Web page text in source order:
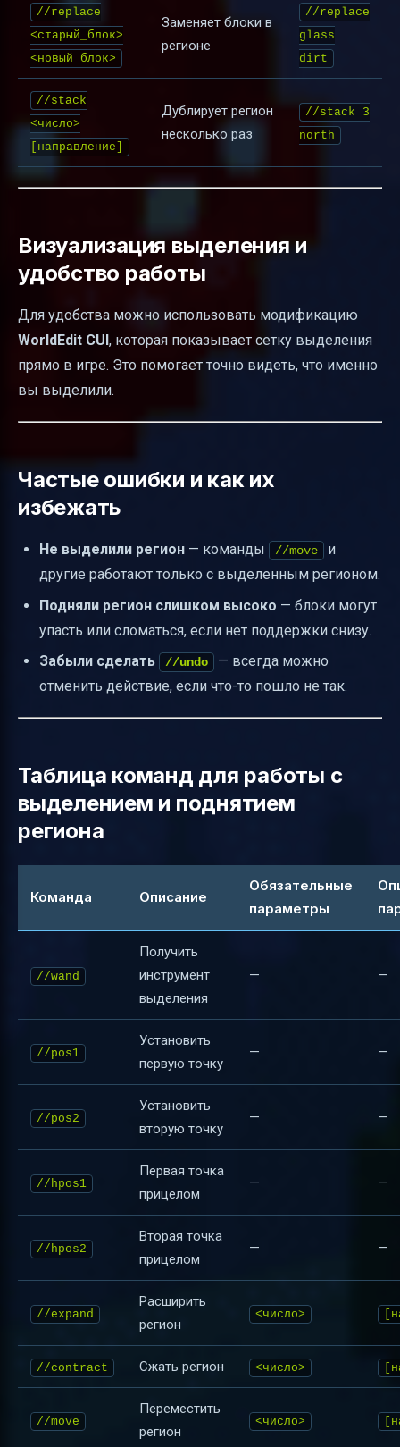
//replace
<старый_блок>
<новый_блок>
Заменяет блоки в
регионе
//replace
glass
dirt
//stack
<число>
[направление]
Дублирует регион
несколько раз
//stack 3
north
Визуализация выделения и
удобство работы
Для удобства можно использовать модификацию
WorldEdit CUI , которая показывает сетку выделения
прямо в игре. Это помогает точно видеть, что именно
вы выделили.
Частые ошибки и как их
избежать
Не выделили регион — команды //move
и
другие работают только с выделенным регионом.
Подняли регион слишком высоко — блоки могут
упасть или сломаться, если нет поддержки снизу.
Забыли сделать
//undo
— всегда можно
отменить действие, если что-то пошло не так.
Таблица команд для работы с
выделением и поднятием
региона
Команда Описание
Обязательные
параметры
//wand
Получить
инструмент
выделения
— —
//pos1
Установить
первую точку
— —
//pos2
Установить
вторую точку
— —
//hpos1
Первая точка
прицелом
— —
//hpos2
Вторая точка
прицелом
— —
//expand
Расширить
регион
<число>
//contract Сжать регион <число>
//move
Переместить
регион
<число>